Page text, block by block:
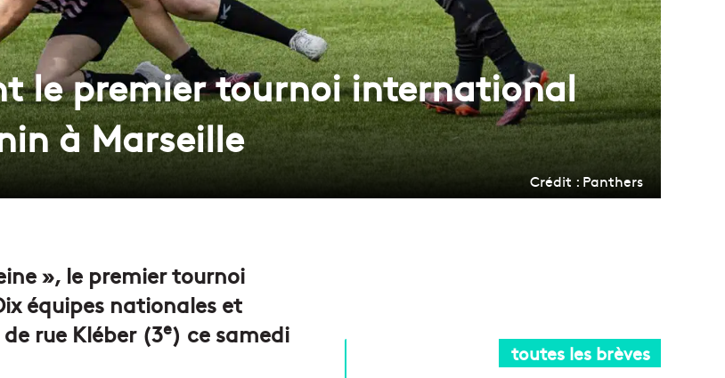
le premier tournoi international
à Marseille
Crédit : Panthers
», le premier tournoi
équipes nationales et
rue Kléber (3e) ce samedi
toutes les brèves